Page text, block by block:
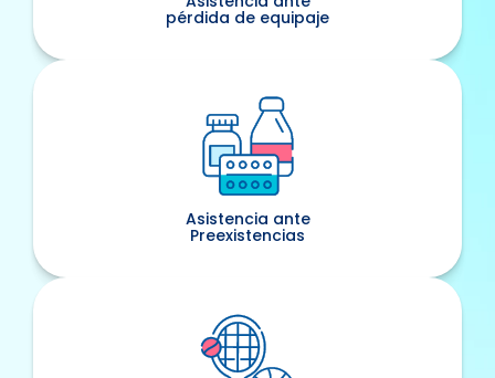
pérdida de equipaje
Asistencia ante
Preexistencias